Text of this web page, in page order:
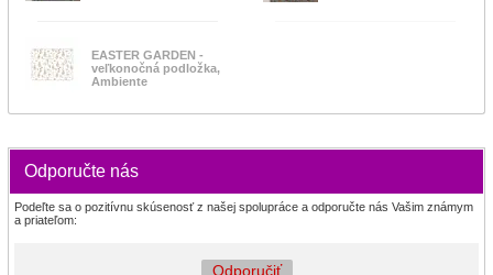
EASTER GARDEN -
veľkonočná podložka,
Ambiente
Odporučte nás
Podeľte sa o pozitívnu skúsenosť z našej spolupráce a odporučte nás Vašim známym
a priateľom:
Odporučiť